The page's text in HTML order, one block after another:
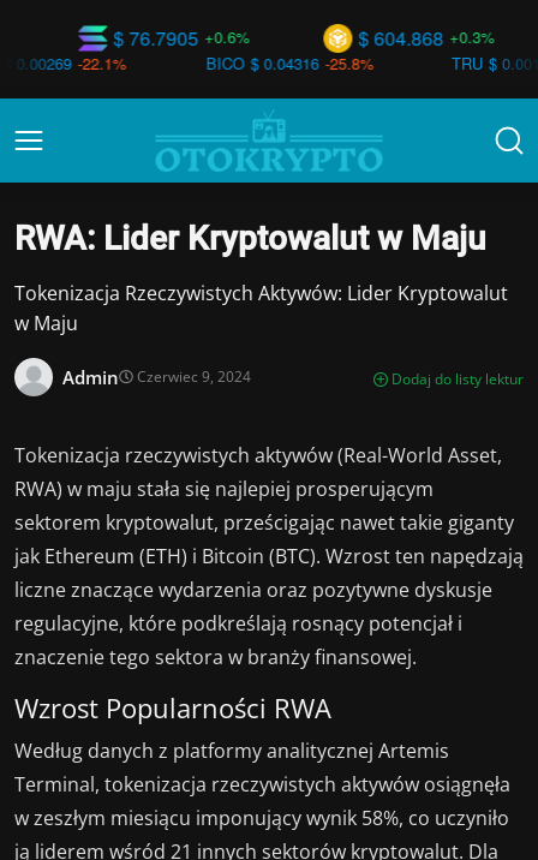
$ 604.868 +0.3%
$ 76.7905 +0.6%
TRU
$ 0.00106 +33.0%
BICO $ 0.04316 -25.8%
RWA: Lider Kryptowalut w Maju
Tokenizacja Rzeczywistych Aktywów: Lider Kryptowalut
w Maju
Admin Czerwiec 9, 2024 Dodaj do listy lektur
Tokenizacja rzeczywistych aktywów (Real-World Asset,
RWA) w maju stała się najlepiej prosperującym
sektorem kryptowalut, prześcigając nawet takie giganty
jak Ethereum (ETH) i Bitcoin (BTC). Wzrost ten napędzają
liczne znaczące wydarzenia oraz pozytywne dyskusje
regulacyjne, które podkreślają rosnący potencjał i
znaczenie tego sektora w branży finansowej.
Wzrost Popularności RWA
Według danych z platformy analitycznej Artemis
Terminal, tokenizacja rzeczywistych aktywów osiągnęła
w zeszłym miesiącu imponujący wynik 58%, co uczyniło
ją liderem wśród 21 innych sektorów kryptowalut. Dla